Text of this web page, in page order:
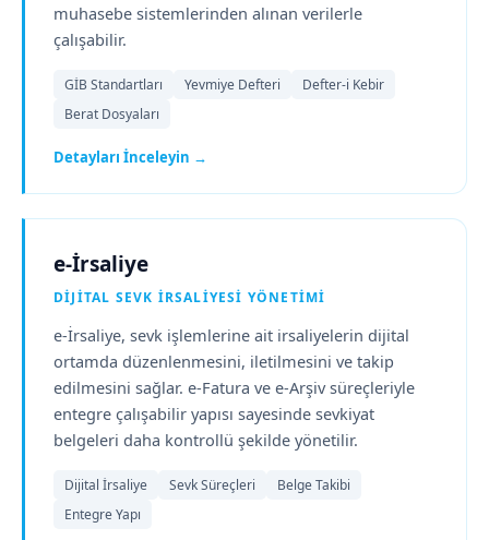
muhasebe sistemlerinden alınan verilerle
çalışabilir.
GİB Standartları Yevmiye Defteri
Defter-i Kebir
Berat Dosyaları
Detayları İnceleyin →
e-İrsaliye
DIJITAL SEVK İRSALIYESI YÖNETIMI
e-İrsaliye, sevk işlemlerine ait irsaliyelerin dijital
ortamda düzenlenmesini, iletilmesini ve takip
edilmesini sağlar. e-Fatura ve e-Arşiv süreçleriyle
entegre çalışabilir yapısı sayesinde sevkiyat
belgeleri daha kontrollü şekilde yönetilir.
Dijital İrsaliye Sevk Süreçleri
Belge Takibi
Entegre Yapı